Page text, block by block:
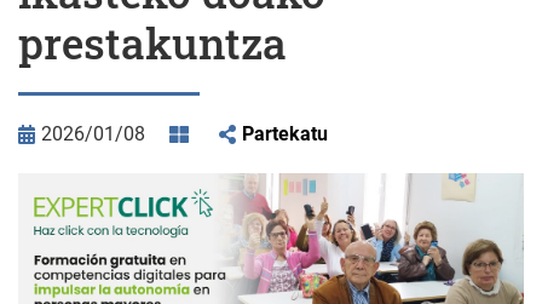
prestakuntza
2026/01/08 Partekatu